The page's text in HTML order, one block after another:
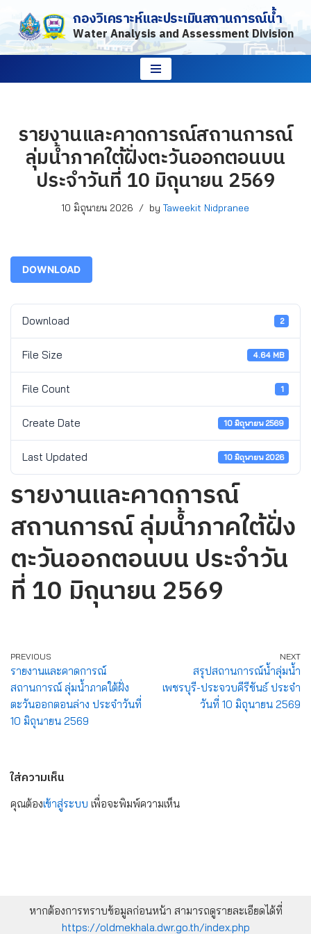
Skip
to
กองวิเคราะห์และประเมินสถานการณ์น้ำ
Water Analysis and Assessment Division
รายงานและคาดการณ์สถานการณ์
ลุ่มน้ำภาคใต้ฝั่งตะวันออกตอนบน
ประจำวันที่ 10 มิถุนายน 2569
10 มิถุนายน 2026 by Taweekit Nidpranee
DOWNLOAD
Download 2
File Size 4.64 MB
File Count 1
Create Date 10 มิถุนายน 2569
Last Updated 10 มิถุนายน 2026
รายงานและคาดการณ์
สถานการณ์ ลุ่มน้ำภาคใต้ฝั่ง
ตะวันออกตอนบน ประจำวัน
ที่ 10 มิถุนายน 2569
PREVIOUS
รายงานและคาดการณ์
สถานการณ์ ลุ่มน้ำภาคใต้ฝั่ง
ตะวันออกตอนล่าง ประจำวันที่
10 มิถุนายน 2569
NEXT
สรุปสถานการณ์น้ำลุ่มน้ำ
เพชรบุรี-ประจวบคีรีขันธ์ ประจำ
วันที่ 10 มิถุนายน 2569
ใส่ความเห็น
คุณต้องเข้าสู่ระบบ เพื่อจะพิมพ์ความเห็น
หากต้องการทราบข้อมูลก่อนหน้า สามารถดูรายละเอียดได้ที่
https://oldmekhala.dwr.go.th/index.php